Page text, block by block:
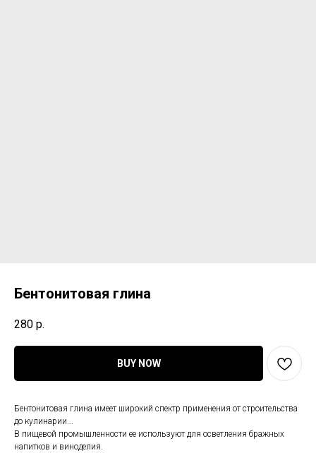
Бентонитовая глина
280 р.
BUY NOW
Бентонитовая глина имеет широкий спектр применения от строительства
до кулинарии...
В пищевой промышленности ее используют для осветления бражных
напитков и виноделия.